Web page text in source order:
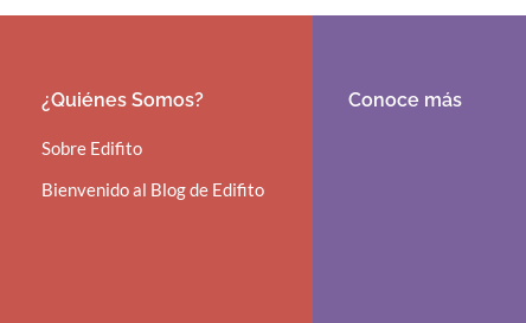
¿Quiénes Somos?
Sobre Edifito
Bienvenido al Blog de Edifito
Conoce más